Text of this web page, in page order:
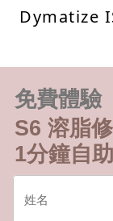
Dymatize
免費體驗
S6 溶脂
1分鐘自